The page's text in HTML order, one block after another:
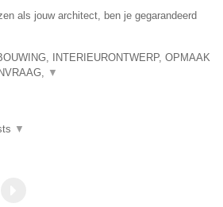
als jouw architect, ben je gegarandeerd
INTERIEURONTWERP, OPMAAK
▼
▼